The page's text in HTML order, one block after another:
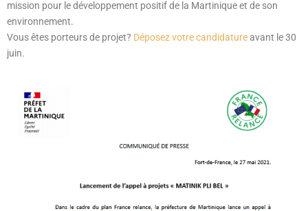
mission pour le développement positif de la Martinique et de son
environnement.
Vous êtes porteurs de projet? Déposez votre candidatureavant le 30
juin.